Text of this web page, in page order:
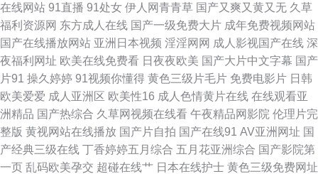
在线 色自拍导航 91网页在线看 97干在线观看 国产51精品 九一传媒影视传
媒 日本偷拍五区 色色视频自拍首页 午夜久久视频 伊人AV激情 亚洲制服 狼
友福利在线 欧美射精视频 亚洲76页 91色情 国产偷拍WWW 九九国产热 久草
精品在线国产 久久av资源 蜜桃抖阴下载 日韩色图合集 天天色图片 在线肏屄
网 91在国线 国产高清在线 国产嫖妓自拍 激情午夜一区 欧美亚州国产 青青
在线网站 91直播 91处女 伊人网青青草 国产又爽又黄又无 久草
福利资源网 东方成人在线 国产一级免费大片 成年免费视频网站
国产在线播放网站 亚洲日本视频 淫淫网网 成人影视国产在线 深
夜福利网址 欧美在线免费看 日夜夜欧美 国产大片中文字幕 国产
片91 操久婷婷 91视频你懂得 黄色三级片毛片 免费电影片 日韩
欧美爱爱 成人亚洲区 欧美性16 成人色情黄片在线 在线观看亚
洲精品 国产热综合 久草网视频在线看 午夜精品网影院 伦理片完
整版 黄视网站在线播放 国产片自拍 国产在线91 AV亚洲网址 国
产经典三级在线 丁香婷婷五月综合 五月花亚洲综合 国产影院第
一页 乱码欧美孕交 超碰在线艹 日本在线护士 黄色三级免费网址